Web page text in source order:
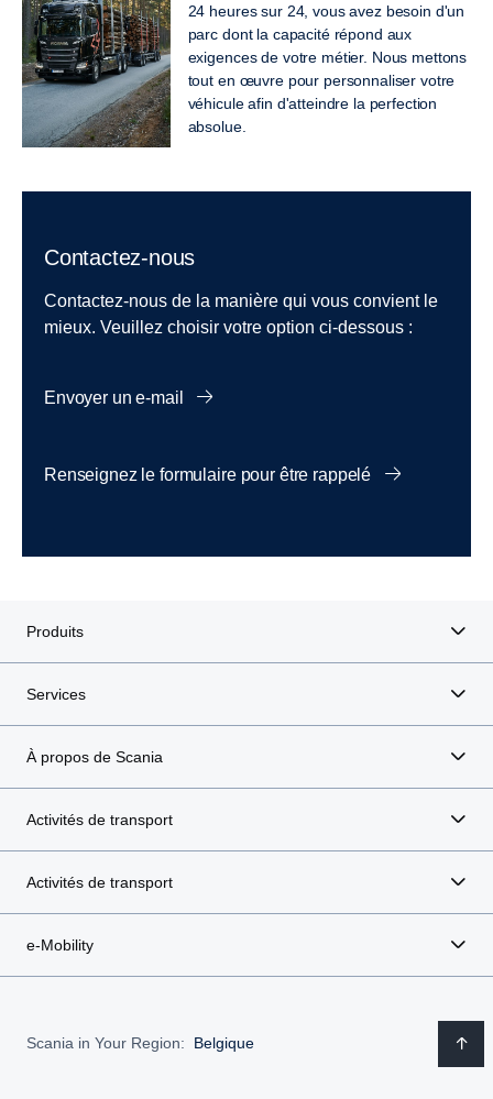
24 heures sur 24, vous avez besoin d'un
parc dont la capacité répond aux
exigences de votre métier. Nous mettons
tout en œuvre pour personnaliser votre
véhicule afin d'atteindre la perfection
absolue.
Contactez-nous
Contactez-nous de la manière qui vous convient le
mieux. Veuillez choisir votre option ci-dessous :
Envoyer un e-mail
Renseignez le formulaire pour être rappelé
Produits
Services
À propos de Scania
Activités de transport
Activités de transport
e-Mobility
Scania in Your Region: Belgique